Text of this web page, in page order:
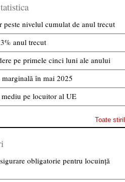
peste nivelul cumulat de anul trecut
anul trecut
pe primele cinci luni ale anului
în mai 2025
pe locuitor al UE
Toate
obligatorie pentru locuință